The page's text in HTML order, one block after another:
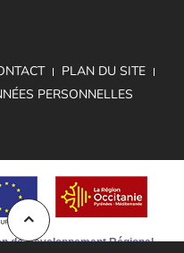
PLAN DU SITE
PERSONNELLES
de Développement Régional